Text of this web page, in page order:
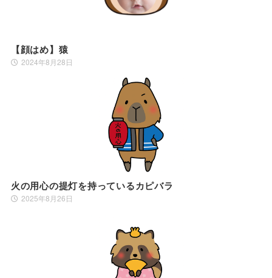
【顔はめ】猿
2024年8月28日
火の用心の提灯を持っているカピバラ
2025年8月26日